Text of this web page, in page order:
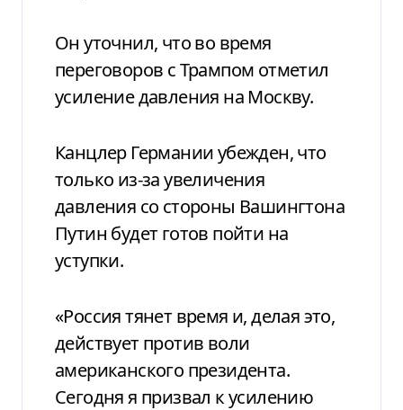
Он уточнил, что во время
переговоров с Трампом отметил
усиление давления на Москву.
Канцлер Германии убежден, что
только из-за увеличения
давления со стороны Вашингтона
Путин будет готов пойти на
уступки.
«Россия тянет время и, делая это,
действует против воли
американского президента.
Сегодня я призвал к усилению